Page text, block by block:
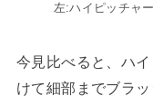
左:ハイピッチャ
今見比べると、ハ
けて細部までブラ